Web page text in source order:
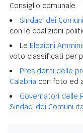
Consiglio comunale.
Sindaci dei
con le coalizioni
Le Elezioni
voto classificati per
Presidenti delle
Calabria con foto ed
Governatori delle
Sindaci dei Comuni